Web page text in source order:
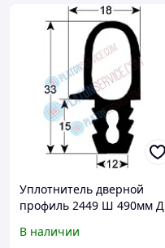
Уплотнитель дверной
профиль 2449 Ш 490мм Д
В наличии